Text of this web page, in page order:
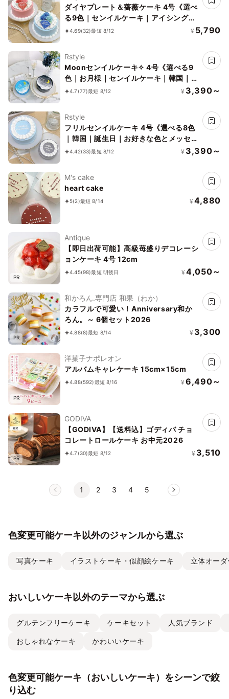
ダイヤプレート＆薔薇ケーキ 4号《選べ
る9色｜センイルケーキ｜アイシングク
ッキー｜韓国｜お好きなメッセージ♪》
4.69(32)最短 8/12 ¥ 5,790
Rstyle
Moonセンイルケーキ✧ 4号《選べる9
色｜お月様｜センイルケーキ｜韓国｜お
好きな色とメッセージ♪》
4.7 (77)最短 8/12 ¥ 3,390～
Rstyle
フリルセンイルケーキ 4号《選べる8色
｜韓国｜誕生日｜お好きな色とメッセー
ジ♪》
4.42(33)最短 8/12 ¥ 3,390～
M's cake
heart cake
5(2)最短 8/14 ¥ 4,880
PR
Antique
【即日出荷可能】高級苺盛りデコレーシ
ョンケーキ 4号 12cm
4.45(98)最短 明後日 ¥ 4,050～
PR
和かろん.専門店 和果（わか）
カラフルで可愛い！Anniversary和か
ろん。～ 6個セット2026
4.88(8)最短 8/14 ¥ 3,300
PR
洋菓子ナポレオン
アルバムキャレケーキ 15cm×15cm
4.88(592)最短 8/16 ¥ 6,490～
PR
GODIVA
【GODIVA】【送料込】ゴディバ チョ
コレートロールケーキ お中元2026
4.7 (30)最短 8/12 ¥ 3,510
1 2 3 4 5
色変更可能ケーキ以外のジャンルから選ぶ
写真ケーキ イラストケーキ・似顔絵ケーキ 立体オー
おいしいケーキ以外のテーマから選ぶ
グルテンフリーケーキ ケーキセット 人気ブランド
おしゃれなケーキ かわいいケーキ
色変更可能ケーキ（おいしいケーキ）をシーンで絞
り込む